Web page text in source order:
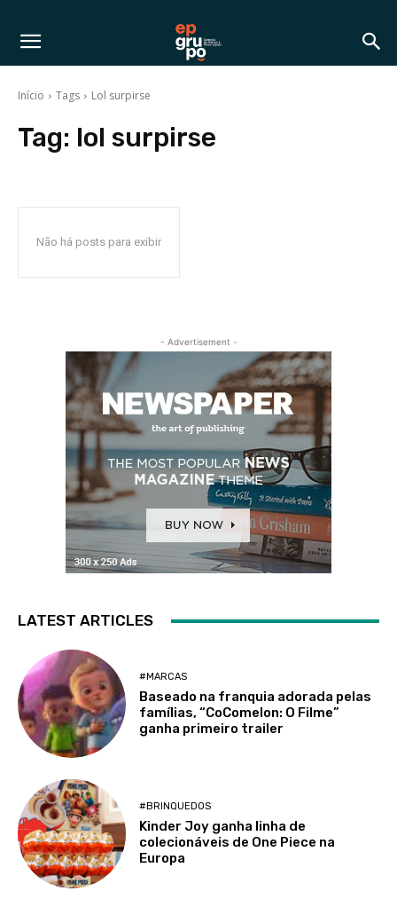
Início Tags Lol surpirse
Tag: lol surpirse
Não há posts para exibir
- Advertisement -
LATEST ARTICLES
#MARCAS
Baseado na franquia adorada pelas
famílias, “CoComelon: O Filme”
ganha primeiro trailer
#BRINQUEDOS
Kinder Joy ganha linha de
colecionáveis de One Piece na
Europa